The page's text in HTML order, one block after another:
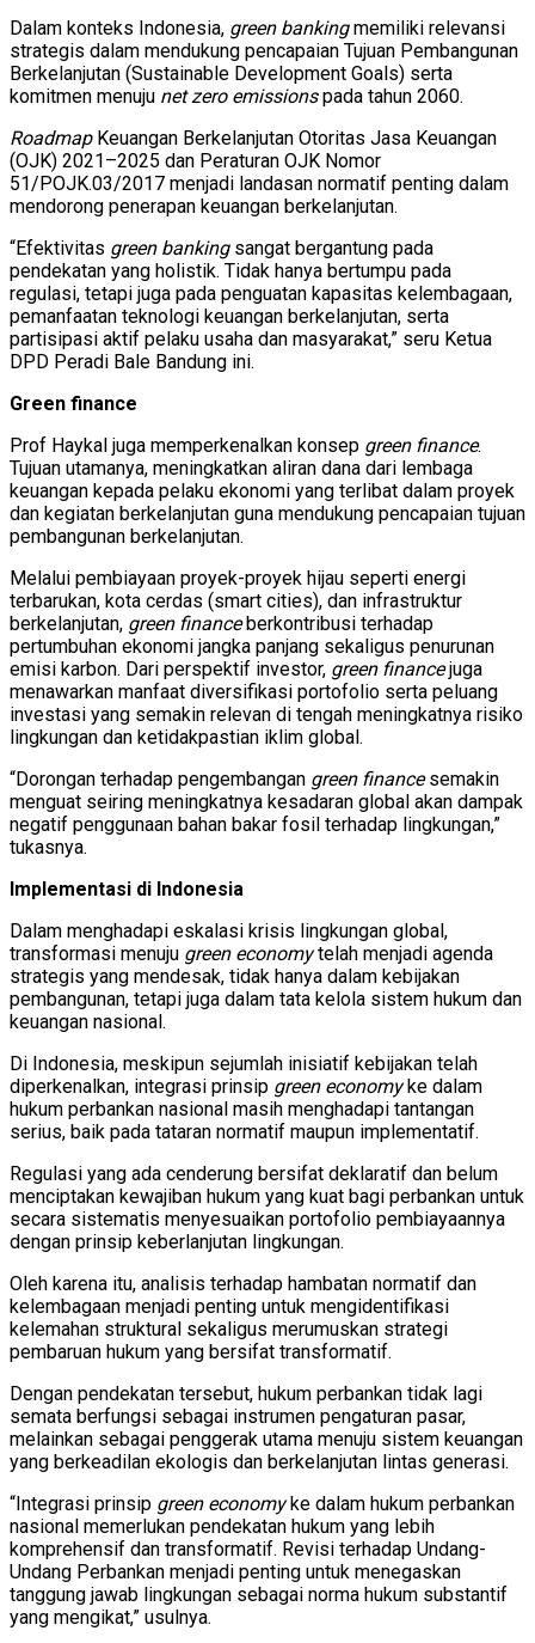
Dalam konteks Indonesia, green bankingmemiliki relevansi
strategis dalam mendukung pencapaian Tujuan Pembangunan
Berkelanjutan (Sustainable Development Goals) serta
komitmen menuju net zero emissionspada tahun 2060.
RoadmapKeuangan Berkelanjutan Otoritas Jasa Keuangan
(OJK) 2021–2025 dan Peraturan OJK Nomor
51/POJK.03/2017 menjadi landasan normatif penting dalam
mendorong penerapan keuangan berkelanjutan.
“Efektivitas green bankingsangat bergantung pada
pendekatan yang holistik. Tidak hanya bertumpu pada
regulasi, tetapi juga pada penguatan kapasitas kelembagaan,
pemanfaatan teknologi keuangan berkelanjutan, serta
partisipasi aktif pelaku usaha dan masyarakat,” seru Ketua
DPD Peradi Bale Bandung ini.
Green finance
Prof Haykal juga memperkenalkan konsep green finance.
Tujuan utamanya, meningkatkan aliran dana dari lembaga
keuangan kepada pelaku ekonomi yang terlibat dalam proyek
dan kegiatan berkelanjutan guna mendukung pencapaian tujuan
pembangunan berkelanjutan.
Melalui pembiayaan proyek-proyek hijau seperti energi
terbarukan, kota cerdas (smart cities), dan infrastruktur
berkelanjutan, green financeberkontribusi terhadap
pertumbuhan ekonomi jangka panjang sekaligus penurunan
emisi karbon. Dari perspektif investor, green financejuga
menawarkan manfaat diversifikasi portofolio serta peluang
investasi yang semakin relevan di tengah meningkatnya risiko
lingkungan dan ketidakpastian iklim global.
“Dorongan terhadap pengembangan green financesemakin
menguat seiring meningkatnya kesadaran global akan dampak
negatif penggunaan bahan bakar fosil terhadap lingkungan,”
tukasnya.
Implementasi di Indonesia
Dalam menghadapi eskalasi krisis lingkungan global,
transformasi menuju green economytelah menjadi agenda
strategis yang mendesak, tidak hanya dalam kebijakan
pembangunan, tetapi juga dalam tata kelola sistem hukum dan
keuangan nasional.
Di Indonesia, meskipun sejumlah inisiatif kebijakan telah
diperkenalkan, integrasi prinsip green economyke dalam
hukum perbankan nasional masih menghadapi tantangan
serius, baik pada tataran normatif maupun implementatif.
Regulasi yang ada cenderung bersifat deklaratif dan belum
menciptakan kewajiban hukum yang kuat bagi perbankan untuk
secara sistematis menyesuaikan portofolio pembiayaannya
dengan prinsip keberlanjutan lingkungan.
Oleh karena itu, analisis terhadap hambatan normatif dan
kelembagaan menjadi penting untuk mengidentifikasi
kelemahan struktural sekaligus merumuskan strategi
pembaruan hukum yang bersifat transformatif.
Dengan pendekatan tersebut, hukum perbankan tidak lagi
semata berfungsi sebagai instrumen pengaturan pasar,
melainkan sebagai penggerak utama menuju sistem keuangan
yang berkeadilan ekologis dan berkelanjutan lintas generasi.
“Integrasi prinsip green economyke dalam hukum perbankan
nasional memerlukan pendekatan hukum yang lebih
komprehensif dan transformatif. Revisi terhadap Undang-
Undang Perbankan menjadi penting untuk menegaskan
tanggung jawab lingkungan sebagai norma hukum substantif
yang mengikat,” usulnya.